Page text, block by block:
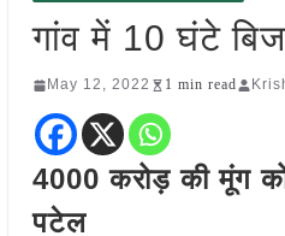
गांव में 10 घंटे
May 12, 2022 1 min read
4000 करोड़ की मूंग को
पटेल